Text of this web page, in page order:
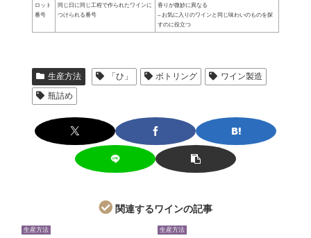
ロット
番号
同じ日に同じ工程で作られたワインに
つけられる番号
香りが微妙に異なる
– お気に入りのワインと同じ味わいのものを探
すのに役立つ
生産方法 「ひ」 ボトリング
ワイン製造
瓶詰め
関連するワインの記事
生産方法 生産方法